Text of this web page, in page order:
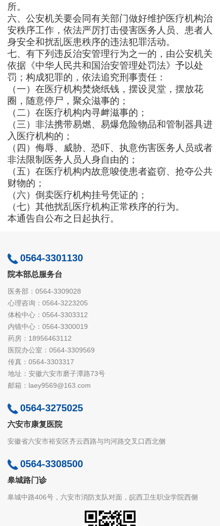
所。
六、公安机关要会同有关部门做好维护医疗机构治
安秩序工作，依法严厉打击侵害医务人员、患者人
身安全和扰乱医患秩序的违法犯罪活动。
七、有下列违反治安管理行为之一的，由公安机关
依据《中华人民共和国治安管理处罚法》予以处
罚；构成犯罪的，依法追究刑事责任：
（一）在医疗机构焚烧纸钱，摆设灵堂，摆放花
圈，随意停尸，聚众滋事的；
（二）在医疗机构内寻衅滋事的；
（三）非法携带易燃、易爆危险物品和管制器具进
入医疗机构的；
（四）侮辱、威胁、恐吓、执意伤害医务人员或者
非法限制医务人员人身自由的；
（五）在医疗机构内故意唆使患者盗窃、抢夺公共
财物的；
（六）倒卖医疗机构挂号凭证的；
（七）其他扰乱医疗机构正常秩序的行为。
本通告自公布之日起执行。
0564-3301130
院本部总服务台
医务部：0564-3309028
心理咨询：0564-3223205
体检中心：0564-3303312
内镜中心：0564-3300019
药房：18956463112
医院办公室：0564-3309569
传真：0564-3303317
地址：安徽六安市磨子潭路73号
邮箱：laey9569@163.com
0564-3275025
六安市康复医院
安徽省六安市裕安区齐云西路与均河路交叉口西北侧
0564-3308500
皋城路门诊
皋城中路406号，六安市消防支队对面，皖西卫生职业学院西侧